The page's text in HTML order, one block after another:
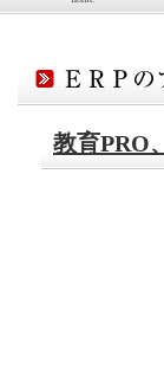
教育PRO